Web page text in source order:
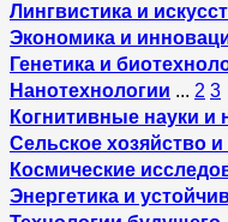
Лингвистика и
Экономика и
Генетика и
Нанотехнологии ... 2 3
Когнитивные науки и
Сельское хозяйство
Космические
Энергетика и